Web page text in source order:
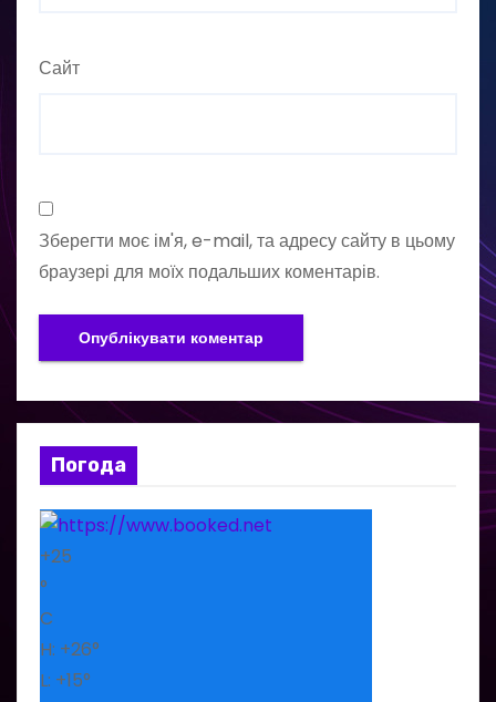
Сайт
Зберегти моє ім'я, e-mail, та адресу сайту в цьому
браузері для моїх подальших коментарів.
Погода
+25
°
C
H: +26°
L: +15°